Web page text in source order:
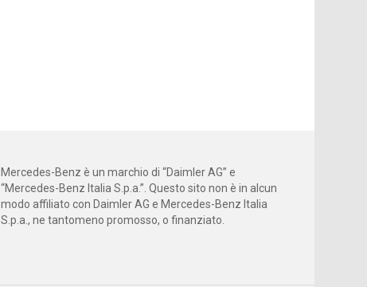
Mercedes-Benz è un marchio di “Daimler AG” e
“Mercedes-Benz Italia S.p.a.”. Questo sito non è in alcun
modo affiliato con Daimler AG e Mercedes-Benz Italia
S.p.a., ne tantomeno promosso, o finanziato.